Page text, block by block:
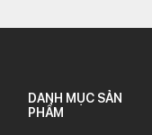
DANH MỤC SẢN
PHẨM